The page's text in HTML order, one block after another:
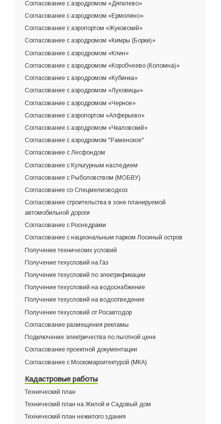
Согласование с аэродромом «Дягилево»
Согласование с аэродромом «Ермолино»
Согласование с аэропортом «Жуковский»
Согласование с аэродромом «Кимры (Борки)»
Согласование с аэродромом «Клин»
Согласование с аэродромом «Коробчеево (Коломна)»
Согласование с аэродромом «Кубинка»
Согласование с аэродромом «Луховицы»
Согласование с аэродромом «Черное»
Согласование с аэропортом «Алферьево»
Согласование с аэродромом «Чкаловский»
Согласование с аэродромом "Раменское"
Согласование с Лесфондом
Согласование с Культурным наследием
Согласование с Рыболовством (МОБВУ)
Согласование со Спецмелиоводхоз
Согласование строительства в зоне планируемой
автомобильной дороги
Согласование с Роснедрами
Согласование с национальным парком Лосиный остров
Получение технических условий
Получение техусловий на Газ
Получение техусловий по электрификации
Получение техусловий на водоснабжение
Получение техусловий на водоотведение
Получение техусловий от Росавтодор
Согласование размещения рекламы
Подключение электричества по льготной цене
Согласование проектной документации
Согласование с Москомархитектурой (МКА)
Кадастровые работы
Технический план
Технический план на Жилой и Садовый дом
Технический план нежилого здания